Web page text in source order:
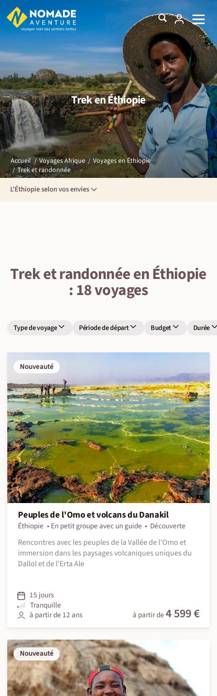
Trek en Éthiopie
Accueil Voyages Afrique
Voyages en Éthiopie
Trek et randonnée
L'Éthiopie selon vos envies
Trek et randonnée en Éthiopie
: 18 voyages
Type de voyage Période de départ Budget Durée
Nouveauté
Peuples de l'Omo et volcans du Danakil
Éthiopie En petit groupe avec un guide
Découverte
Rencontres avec les peuples de la Vallée de l'Omo et
immersion dans les paysages volcaniques uniques du
Dallol et de l'Erta Ale
15 jours
Tranquille
à partir de 12 ans
à partir de4 599 €
Nouveauté